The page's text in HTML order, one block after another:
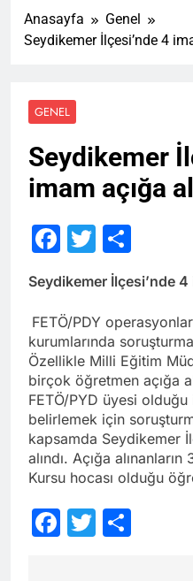
Anasayfa
Genel
Seydikemer İlçesi’nde 4
GENEL
Seydikemer
imam açığa
Facebook
Twitter
Seydikemer İlçesi’nde 4
FETÖ/PDY
kurumlarında
Özellikle Milli Eğitim
birçok öğretmen açığa
FETÖ/PYD üyesi olduğu
belirlemek için
kapsamda Seydikemer
alındı. Açığa
Kursu hocası olduğu
Facebook
Twitter